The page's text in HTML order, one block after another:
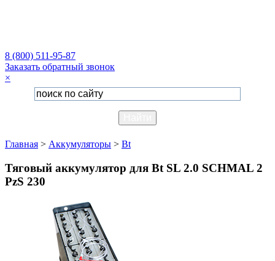
8 (800) 511-95-87
Заказать обратный звонок
×
Главная > Аккумуляторы > Bt
Тяговый аккумулятор для Bt SL 2.0 SCHMAL 2
PzS 230